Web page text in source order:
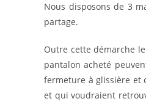
Nous disposons de 3
partage.
Outre cette démarche
pantalon acheté
fermeture à glissière et
et qui voudraient